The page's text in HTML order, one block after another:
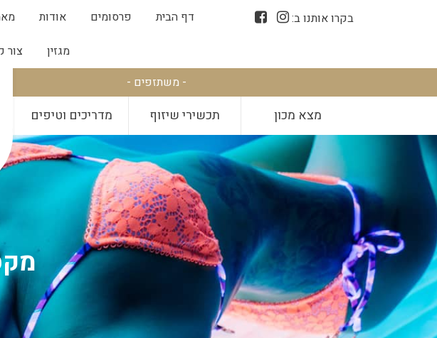
בקרו אותנו ב: דף הבית פרסומים אודות
מגזין
צור
- משתזפים -
מצא מכון תכשירי שיזוף מדריכים וטיפים